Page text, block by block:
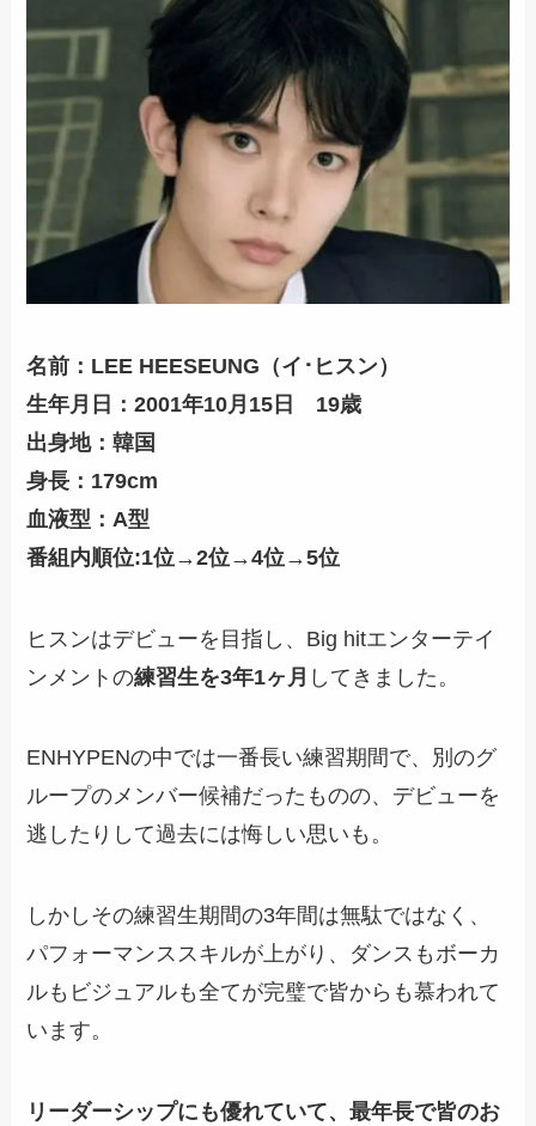
名前：LEE HEESEUNG（イ･ヒスン）
生年月日：2001年10月15日 19歳
出身地：韓国
身長：179cm
血液型：A型
番組内順位:1位→2位→4位→5位
ヒスンはデビューを目指し、Big hitエンターテイ
ンメントの練習生を3年1ヶ月 してきました。
ENHYPENの中では一番長い練習期間で、別のグ
ループのメンバー候補だったものの、デビューを
逃したりして過去には悔しい思いも。
しかしその練習生期間の3年間は無駄ではなく、
パフォーマンススキルが上がり、ダンスもボーカ
ルもビジュアルも全てが完璧で皆からも慕われて
います。
リーダーシップにも優れていて、最年長で皆のお